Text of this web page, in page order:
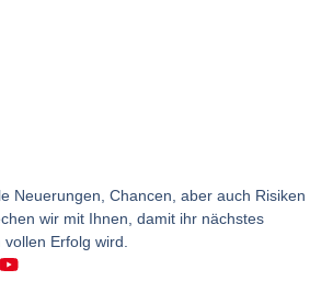
Neuerungen, Chancen, aber auch Risiken
wir mit Ihnen, damit ihr nächstes
vollen Erfolg wird.